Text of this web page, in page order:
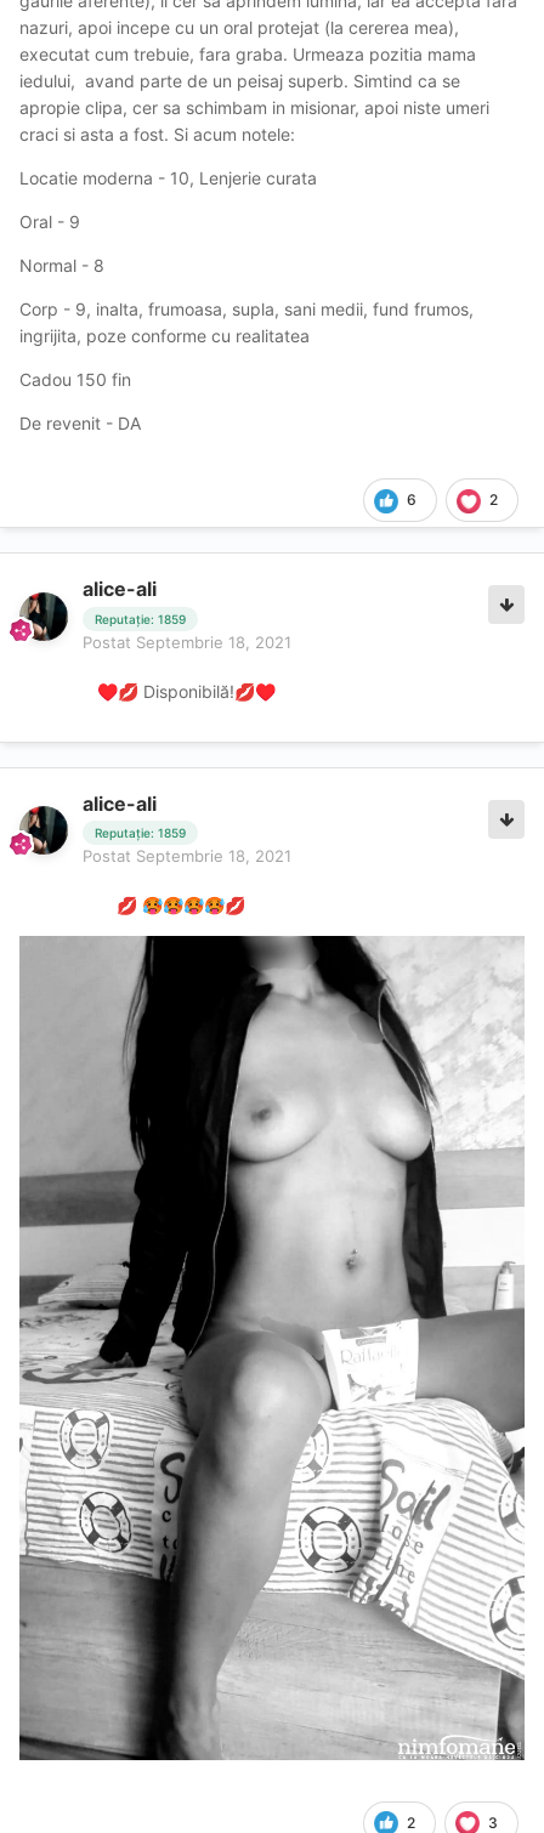
nazuri, apoi incepe cu un oral protejat (la cererea mea),
executat cum trebuie, fara graba. Urmeaza pozitia mama
iedului, avand parte de un peisaj superb. Simtind ca se
apropie clipa, cer sa schimbam in misionar, apoi niste umeri
craci si asta a fost. Si acum notele:
Locatie moderna - 10, Lenjerie curata
Oral - 9
Normal - 8
Corp - 9, inalta, frumoasa, supla, sani medii, fund frumos,
ingrijita, poze conforme cu realitatea
Cadou 150 fin
De revenit - DA
6 2
alice-ali
Reputație: 1859
Postat Septembrie 18, 2021
♥️💋 Disponibilă!💋♥️
alice-ali
Reputație: 1859
Postat Septembrie 18, 2021
💋 🥵🥵🥵🥵💋
2 3